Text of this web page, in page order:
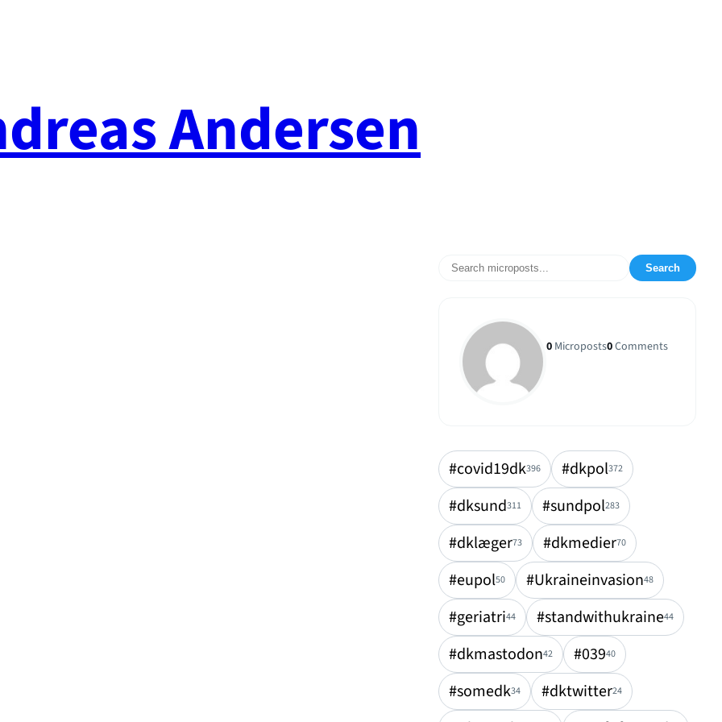
Andersen
Search
0 Microposts0Comments
#covid19dk396 #dkpol372
#dksund311 #sundpol283
#dklæger73 #dkmedier70
#eupol50 #Ukraineinvasion48
#geriatri44 #standwithukraine44
#dkmastodon42 #03940
#somedk34 #dktwitter24